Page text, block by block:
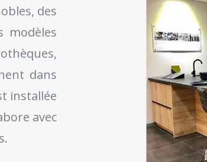
des
modèles
dans
installée
avec